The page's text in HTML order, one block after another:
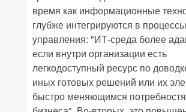
время как информационные
глубже интегрируются в процессы
управления: "ИТ-среда более
если внутри организации есть
легкодоступный ресурс по
иных готовых решений или их
быстро меняющимся